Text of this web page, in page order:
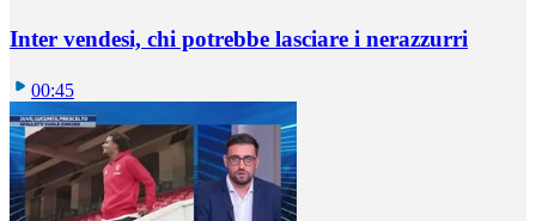
Inter vendesi, chi potrebbe lasciare i nerazzurri
00:45